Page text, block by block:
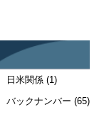
日米関係 (1)
バックナンバー (65)